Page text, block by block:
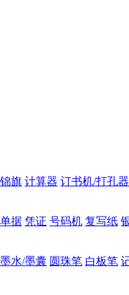
旗 计算器 订书机/打孔器
单据 凭证 号码机 复写纸
水/墨囊 圆珠笔 白板笔